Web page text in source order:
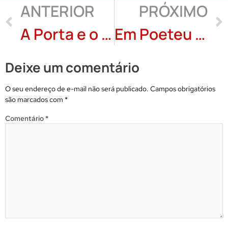
ANTERIOR
A Porta e o Espelho – Leopoldo Comitti
PRÓXIMO
Em Poeteu – Reinoldo Atem
Deixe um comentário
O seu endereço de e-mail não será publicado. Campos obrigatórios
são marcados com *
Comentário *